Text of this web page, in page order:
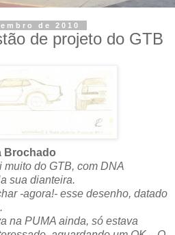
de 2010
de projeto do GTB
Brochado
muito do GTB, com DNA
sua dianteira.
-agora!- esse desenho, datado
na PUMA ainda, só estava